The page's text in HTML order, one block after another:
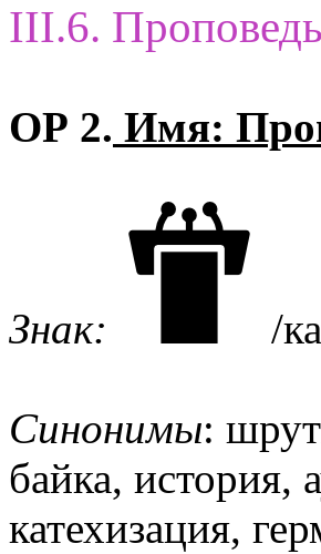
III.6. Проповедь
ОР 2. Имя:
Знак: /
Синонимы:
байка, история,
катехизация,